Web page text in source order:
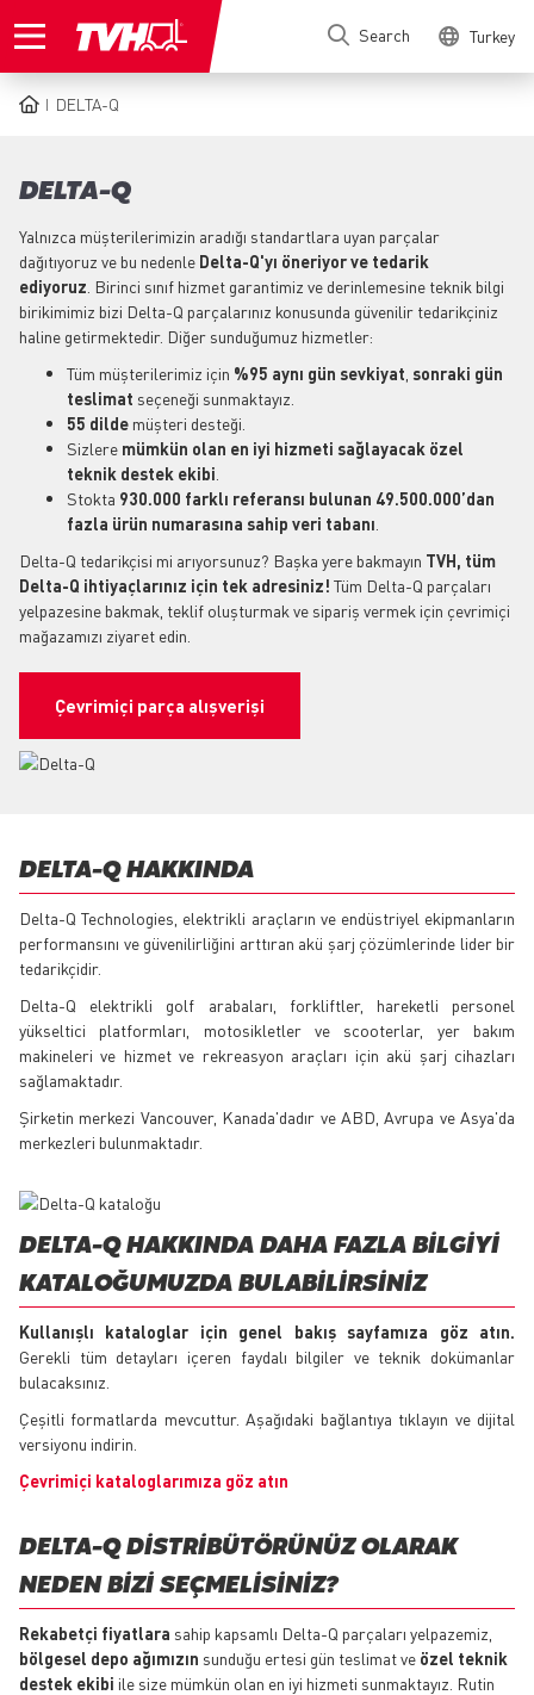
to
Search Turkey
DELTA-Q
DELTA-Q
Yalnızca müşterilerimizin aradığı standartlara uyan parçalar
dağıtıyoruz ve bu nedenle Delta-Q'yı öneriyor ve tedarik
ediyoruz . Birinci sınıf hizmet garantimiz ve derinlemesine teknik bilgi
birikimimiz bizi Delta-Q parçalarınız konusunda güvenilir tedarikçiniz
haline getirmektedir. Diğer sunduğumuz hizmetler:
Tüm müşterilerimiz için %95 aynı gün sevkiyat sonraki gün
teslimat seçeneği sunmaktayız.
55 dilde müşteri desteği.
Sizlere mümkün olan en iyi hizmeti sağlayacak özel
teknik destek ekibi
Stokta 930.000 farklı referansı bulunan 49.500.000’dan
fazla ürün numarasına sahip veri tabanı
Delta-Q tedarikçisi mi arıyorsunuz? Başka yere bakmayın TVH, tüm
Delta-Q ihtiyaçlarınız için tek adresiniz! Tüm Delta-Q parçaları
yelpazesine bakmak, teklif oluşturmak ve sipariş vermek için çevrimiçi
mağazamızı ziyaret edin.
Çevrimiçi parça alışverişi
DELTA-Q HAKKINDA
Delta-Q Technologies, elektrikli araçların ve endüstriyel ekipmanların
performansını ve güvenilirliğini arttıran akü şarj çözümlerinde lider bir
tedarikçidir.
Delta-Q elektrikli golf arabaları, forkliftler, hareketli personel
yükseltici platformları, motosikletler ve scooterlar, yer bakım
makineleri ve hizmet ve rekreasyon araçları için akü şarj cihazları
sağlamaktadır.
Şirketin merkezi Vancouver, Kanada'dadır ve ABD, Avrupa ve Asya'da
merkezleri bulunmaktadır.
DELTA-Q HAKKINDA DAHA FAZLA BILGIYI
KATALOĞUMUZDA BULABILIRSINIZ
Kullanışlı kataloglar için genel bakış sayfamıza göz atın.
Gerekli tüm detayları içeren faydalı bilgiler ve teknik dokümanlar
bulacaksınız.
Çeşitli formatlarda mevcuttur. Aşağıdaki bağlantıya tıklayın ve dijital
versiyonu indirin.
Çevrimiçi kataloglarımıza göz atın
DELTA-Q DISTRIBÜTÖRÜNÜZ OLARAK
NEDEN BIZI SEÇMELISINIZ?
Rekabetçi fiyatlara sahip kapsamlı Delta-Q parçaları yelpazemiz,
bölgesel depo ağımızın sunduğu ertesi gün teslimat ve özel teknik
destek ekibi ile size mümkün olan en iyi hizmeti sunmaktayız. Rutin